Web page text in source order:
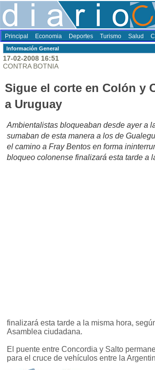
Principal Economia Deportes Turismo Salud
Información General
17-02-2008 16:51
CONTRA BOTNIA
Sigue el corte en Colón y
a Uruguay
Ambientalistas bloqueaban desde ayer a
sumaban de esta manera a los de
el camino a Fray Bentos en forma
bloqueo colonense finalizará esta tarde a
finalizará esta tarde a la misma hora,
Asamblea ciudadana.
El puente entre Concordia y Salto
para el cruce de vehículos entre la